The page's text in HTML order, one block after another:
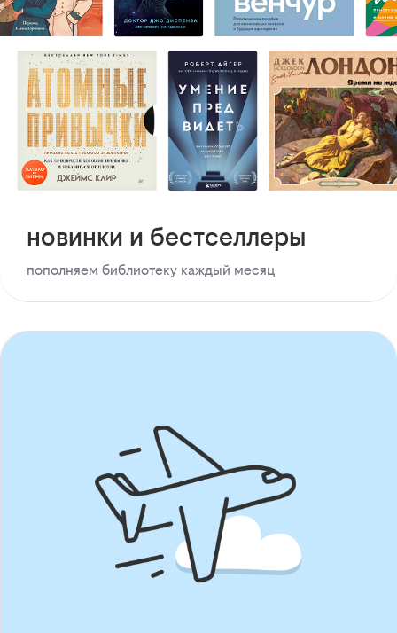
новинки и бестселлеры
пополняем библиотеку каждый месяц